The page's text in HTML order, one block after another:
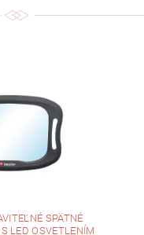
SPÄTNÉ
LED OSVETLENÍM